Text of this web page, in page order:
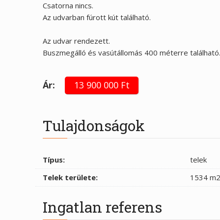
Csatorna nincs.
Az udvarban fúrott kút található.
Az udvar rendezett.
Buszmegálló és vasútállomás 400 méterre található.
Ár: 13 900 000 Ft
Tulajdonságok
Típus:
telek
Telek területe:
1534 m2
Ingatlan referens